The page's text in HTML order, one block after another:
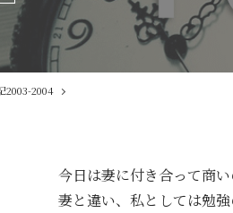
2003-2004
今日は妻に付き合って商い
妻と違い、私としては勉強